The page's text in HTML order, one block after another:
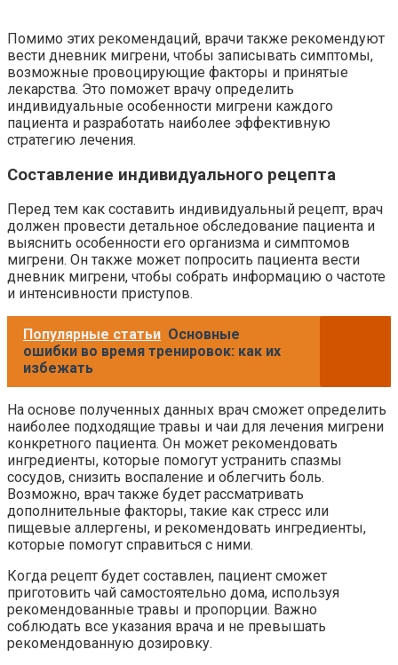
Помимо этих рекомендаций, врачи также рекомендуют
вести дневник мигрени, чтобы записывать симптомы,
возможные провоцирующие факторы и принятые
лекарства. Это поможет врачу определить
индивидуальные особенности мигрени каждого
пациента и разработать наиболее эффективную
стратегию лечения.
Составление индивидуального рецепта
Перед тем как составить индивидуальный рецепт, врач
должен провести детальное обследование пациента и
выяснить особенности его организма и симптомов
мигрени. Он также может попросить пациента вести
дневник мигрени, чтобы собрать информацию о частоте
и интенсивности приступов.
Популярные статьи Основные
ошибки во время тренировок: как их
избежать
На основе полученных данных врач сможет определить
наиболее подходящие травы и чаи для лечения мигрени
конкретного пациента. Он может рекомендовать
ингредиенты, которые помогут устранить спазмы
сосудов, снизить воспаление и облегчить боль.
Возможно, врач также будет рассматривать
дополнительные факторы, такие как стресс или
пищевые аллергены, и рекомендовать ингредиенты,
которые помогут справиться с ними.
Когда рецепт будет составлен, пациент сможет
приготовить чай самостоятельно дома, используя
рекомендованные травы и пропорции. Важно
соблюдать все указания врача и не превышать
рекомендованную дозировку.